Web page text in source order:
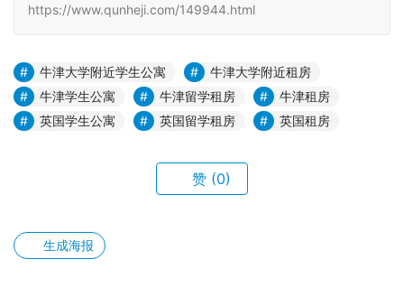
https://www.qunheji.com/149944.html
牛津大学附近学生公寓
牛津大学附近租房
牛津学生公寓
牛津留学租房
牛津租房
英国学生公寓
英国留学租房 英国租房
赞 (0)
生成海报